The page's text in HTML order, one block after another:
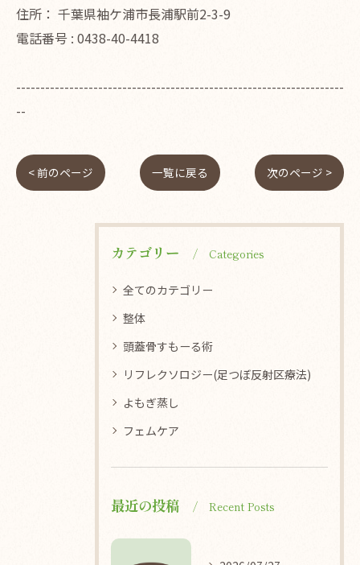
住所： 千葉県袖ケ浦市長浦駅前2-3-9
電話番号 : 0438-40-4418
--------------------------------------------------------------------
--
< 前のページ 一覧に戻る 次のページ >
カテゴリー Categories
全てのカテゴリー
整体
頭蓋骨すもーる術
リフレクソロジー(足つぼ反射区療法)
よもぎ蒸し
フェムケア
最近の投稿 Recent Posts